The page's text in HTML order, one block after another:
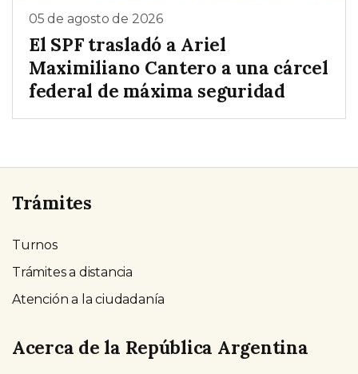
05 de agosto de 2026
El SPF trasladó a Ariel
Maximiliano Cantero a una cárcel
federal de máxima seguridad
Trámites
Turnos
Trámites a distancia
Atención a la ciudadanía
Acerca de la República Argentina